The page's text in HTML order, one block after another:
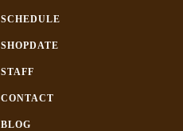
SCHEDULE
SHOPDATE
STAFF
CONTACT
BLOG